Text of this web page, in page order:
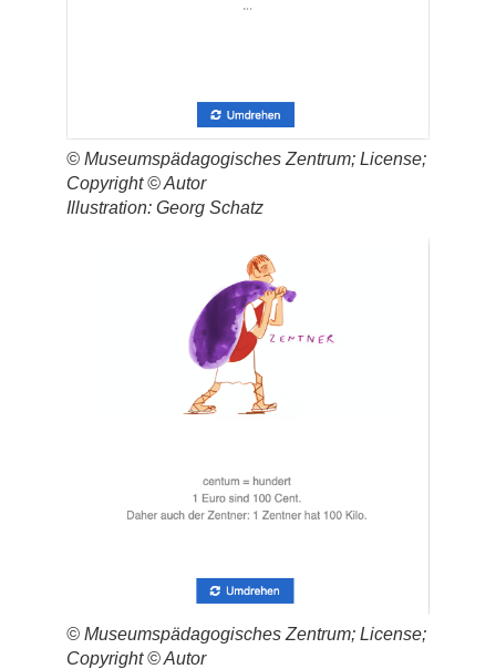
© Museumspädagogisches Zentrum; License;
Copyright © Autor
Illustration: Georg Schatz
© Museumspädagogisches Zentrum; License;
Copyright © Autor